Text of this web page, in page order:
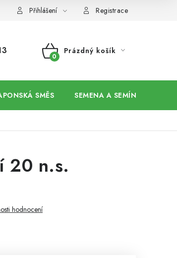
Přihlášení Registrace
NÁKUPNÍ
Prázdný košík
SMĚS SEMENA A SEMÍNKA / CHIA
20 n.s.
hodnocení